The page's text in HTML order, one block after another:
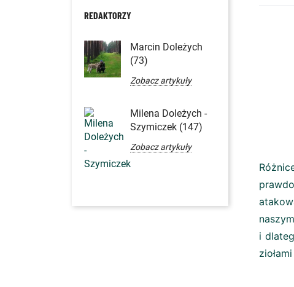
REDAKTORZY
Marcin Doleżych
(73)
Zobacz artykuły
Milena Doleżych -
Szymiczek (147)
Zobacz artykuły
i